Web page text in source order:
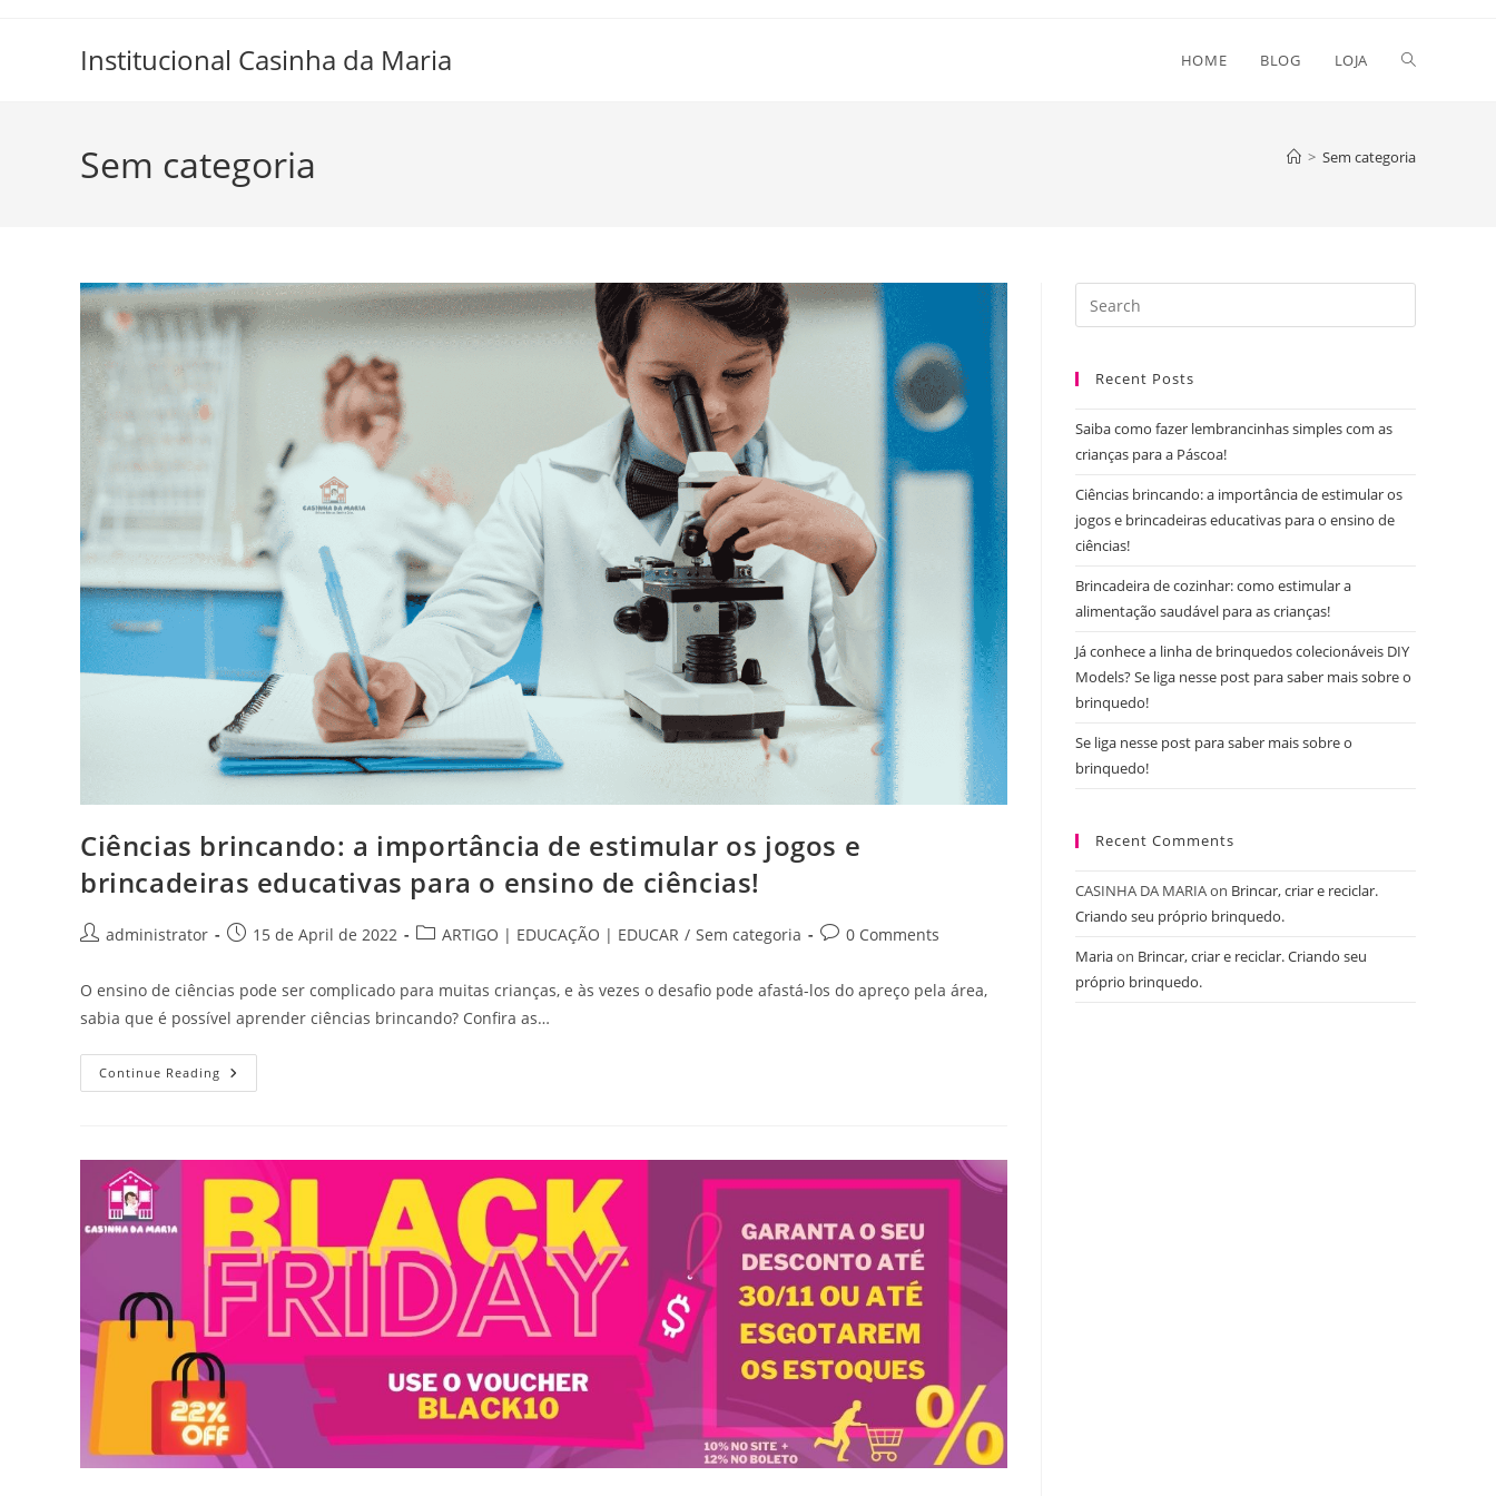
Institucional Casinha da Maria HOME BLOG LOJA Toggle
Sem categoria > Sem categoria
Ciências brincando: a importância de estimular os jogos e
brincadeiras educativas para o ensino de ciências!
Postadministrator
Post15 de April de 2022
PostARTIGO | EDUCAÇÃO | EDUCAR / Sem categoria
Post0 Comments
O ensino de ciências pode ser complicado para muitas crianças, e às vezes o desafio pode afastá-los do apreço pela área,
sabia que é possível aprender ciências brincando? Confira as…
Continue Reading Ciências
Brincando:
Os
Jogos
E
Brincadeiras
Educativas
Para
O
Ensino
De
Ciências!
Escape
Recent Posts
Saiba como fazer lembrancinhas simples com as
crianças para a Páscoa!
Ciências brincando: a importância de estimular os
jogos e brincadeiras educativas para o ensino de
ciências!
Brincadeira de cozinhar: como estimular a
alimentação saudável para as crianças!
Já conhece a linha de brinquedos colecionáveis DIY
Models? Se liga nesse post para saber mais sobre o
brinquedo!
Se liga nesse post para saber mais sobre o
brinquedo!
Recent Comments
CASINHA DA MARIAon Brincar, criar e reciclar.
Criando seu próprio brinquedo.
Mariaon Brincar, criar e reciclar. Criando seu
próprio brinquedo.